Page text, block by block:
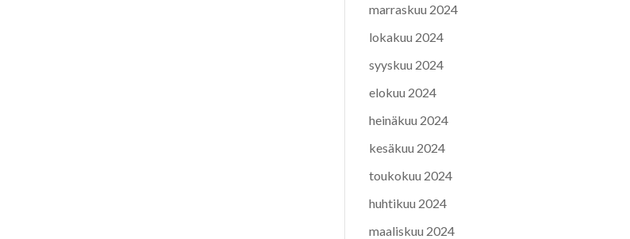
marraskuu 2024
lokakuu 2024
syyskuu 2024
elokuu 2024
heinäkuu 2024
kesäkuu 2024
toukokuu 2024
huhtikuu 2024
maaliskuu 2024